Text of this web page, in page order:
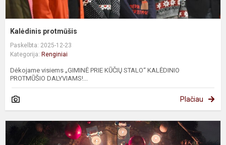
Kalėdinis protmūšis
Paskelbta: 2025-12-23
Kategorija: Renginiai
Dėkojame visiems „GIMINĖ PRIE KŪČIŲ STALO“ KALĖDINIO
PROTMŪŠIO DALYVIAMS!...
Plačiau